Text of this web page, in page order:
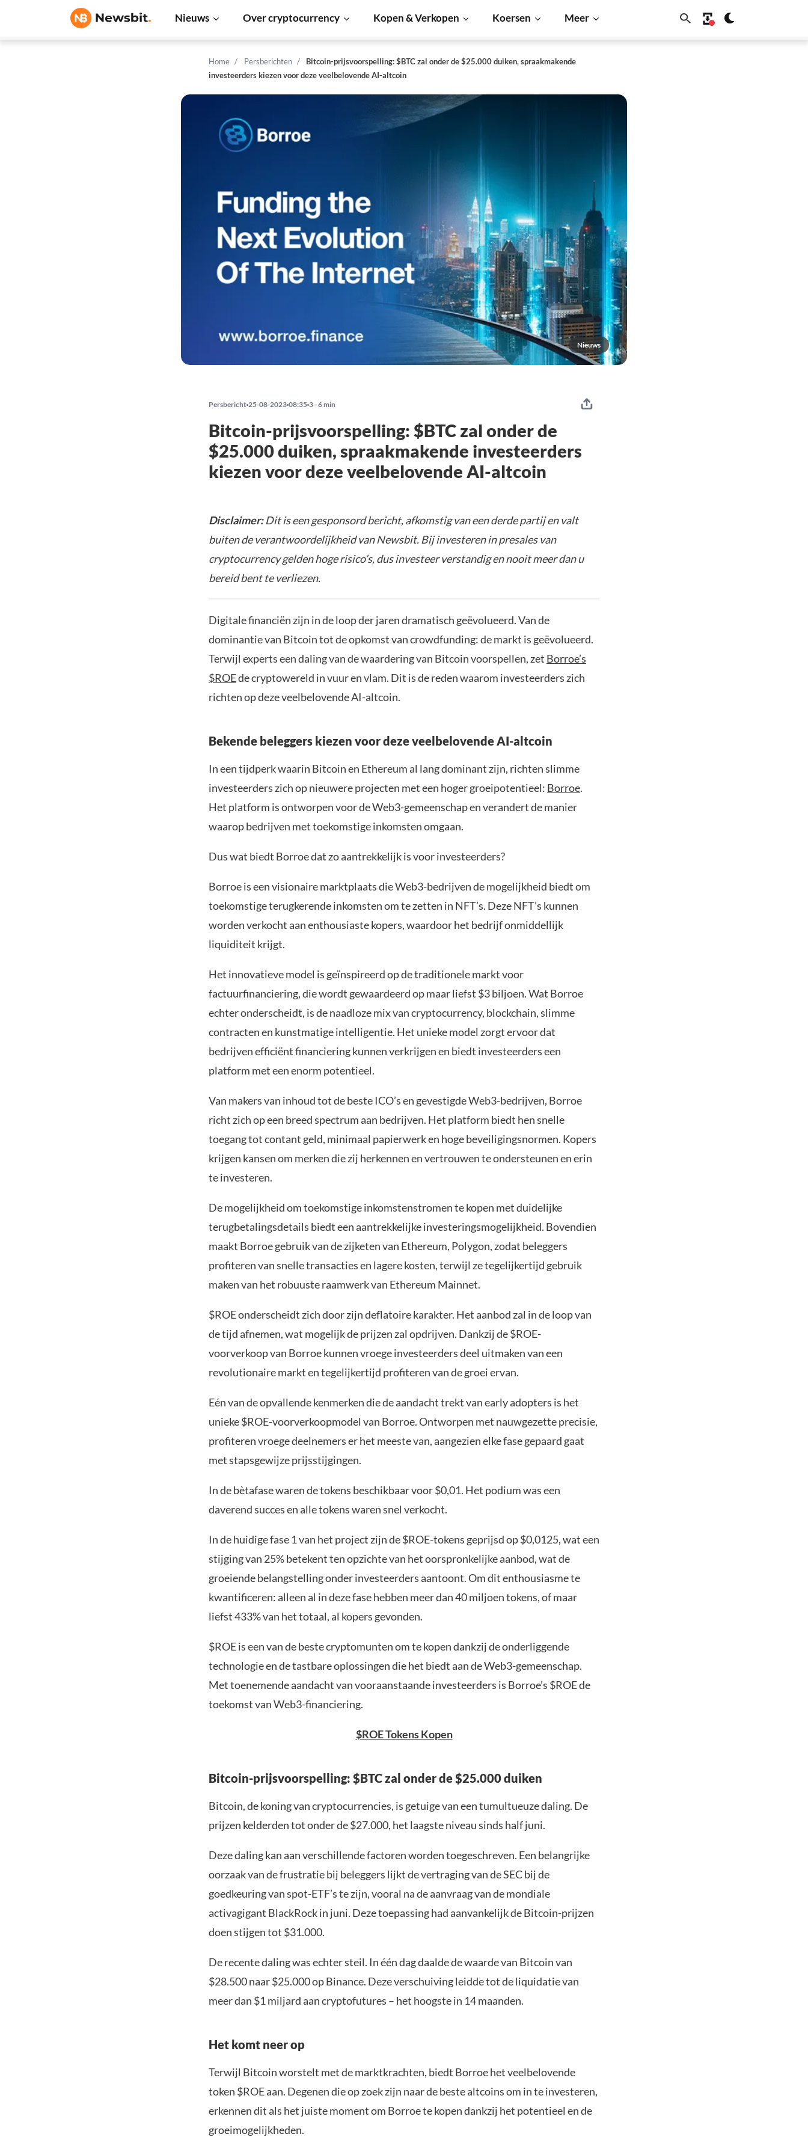
Nieuws Over cryptocurrency Kopen & Verkopen Koersen Meer
Home Persberichten
Bitcoin-prijsvoorspelling: $BTC zal onder de $25.000 duiken, spraakmakende
investeerders kiezen voor deze veelbelovende AI-altcoin
Nieuws
Persbericht 25-08-2023 08:35 3 - 6 min
Bitcoin-prijsvoorspelling: $BTC zal onder de
$25.000 duiken, spraakmakende investeerders
kiezen voor deze veelbelovende AI-altcoin
Disclaimer:Dit is een gesponsord bericht, afkomstig van een derde partij en valt
buiten de verantwoordelijkheid van Newsbit. Bij investeren in presales van
cryptocurrency gelden hoge risico’s, dus investeer verstandig en nooit meer dan u
bereid bent te verliezen.
Digitale financiën zijn in de loop der jaren dramatisch geëvolueerd. Van de
dominantie van Bitcoin tot de opkomst van crowdfunding: de markt is geëvolueerd.
Terwijl experts een daling van de waardering van Bitcoin voorspellen, zet Borroe’s
$ROEde cryptowereld in vuur en vlam. Dit is de reden waarom investeerders zich
richten op deze veelbelovende AI-altcoin.
Bekende beleggers kiezen voor deze veelbelovende AI-altcoin
In een tijdperk waarin Bitcoin en Ethereum al lang dominant zijn, richten slimme
investeerders zich op nieuwere projecten met een hoger groeipotentieel: Borroe.
Het platform is ontworpen voor de Web3-gemeenschap en verandert de manier
waarop bedrijven met toekomstige inkomsten omgaan.
Dus wat biedt Borroe dat zo aantrekkelijk is voor investeerders?
Borroe is een visionaire marktplaats die Web3-bedrijven de mogelijkheid biedt om
toekomstige terugkerende inkomsten om te zetten in NFT’s. Deze NFT’s kunnen
worden verkocht aan enthousiaste kopers, waardoor het bedrijf onmiddellijk
liquiditeit krijgt.
Het innovatieve model is geïnspireerd op de traditionele markt voor
factuurfinanciering, die wordt gewaardeerd op maar liefst $3 biljoen. Wat Borroe
echter onderscheidt, is de naadloze mix van cryptocurrency, blockchain, slimme
contracten en kunstmatige intelligentie. Het unieke model zorgt ervoor dat
bedrijven efficiënt financiering kunnen verkrijgen en biedt investeerders een
platform met een enorm potentieel.
Van makers van inhoud tot de beste ICO’s en gevestigde Web3-bedrijven, Borroe
richt zich op een breed spectrum aan bedrijven. Het platform biedt hen snelle
toegang tot contant geld, minimaal papierwerk en hoge beveiligingsnormen. Kopers
krijgen kansen om merken die zij herkennen en vertrouwen te ondersteunen en erin
te investeren.
De mogelijkheid om toekomstige inkomstenstromen te kopen met duidelijke
terugbetalingsdetails biedt een aantrekkelijke investeringsmogelijkheid. Bovendien
maakt Borroe gebruik van de zijketen van Ethereum, Polygon, zodat beleggers
profiteren van snelle transacties en lagere kosten, terwijl ze tegelijkertijd gebruik
maken van het robuuste raamwerk van Ethereum Mainnet.
$ROE onderscheidt zich door zijn deflatoire karakter. Het aanbod zal in de loop van
de tijd afnemen, wat mogelijk de prijzen zal opdrijven. Dankzij de $ROE-
voorverkoop van Borroe kunnen vroege investeerders deel uitmaken van een
revolutionaire markt en tegelijkertijd profiteren van de groei ervan.
Eén van de opvallende kenmerken die de aandacht trekt van early adopters is het
unieke $ROE-voorverkoopmodel van Borroe. Ontworpen met nauwgezette precisie,
profiteren vroege deelnemers er het meeste van, aangezien elke fase gepaard gaat
met stapsgewijze prijsstijgingen.
In de bètafase waren de tokens beschikbaar voor $0,01. Het podium was een
daverend succes en alle tokens waren snel verkocht.
In de huidige fase 1 van het project zijn de $ROE-tokens geprijsd op $0,0125, wat een
stijging van 25% betekent ten opzichte van het oorspronkelijke aanbod, wat de
groeiende belangstelling onder investeerders aantoont. Om dit enthousiasme te
kwantificeren: alleen al in deze fase hebben meer dan 40 miljoen tokens, of maar
liefst 433% van het totaal, al kopers gevonden.
$ROE is een van de beste cryptomunten om te kopen dankzij de onderliggende
technologie en de tastbare oplossingen die het biedt aan de Web3-gemeenschap.
Met toenemende aandacht van vooraanstaande investeerders is Borroe’s $ROE de
toekomst van Web3-financiering.
$ROE Tokens Kopen
Bitcoin-prijsvoorspelling: $BTC zal onder de $25.000 duiken
Bitcoin, de koning van cryptocurrencies, is getuige van een tumultueuze daling. De
prijzen kelderden tot onder de $27.000, het laagste niveau sinds half juni.
Deze daling kan aan verschillende factoren worden toegeschreven. Een belangrijke
oorzaak van de frustratie bij beleggers lijkt de vertraging van de SEC bij de
goedkeuring van spot-ETF’s te zijn, vooral na de aanvraag van de mondiale
activagigant BlackRock in juni. Deze toepassing had aanvankelijk de Bitcoin-prijzen
doen stijgen tot $31.000.
De recente daling was echter steil. In één dag daalde de waarde van Bitcoin van
$28.500 naar $25.000 op Binance. Deze verschuiving leidde tot de liquidatie van
meer dan $1 miljard aan cryptofutures – het hoogste in 14 maanden.
Het komt neer op
Terwijl Bitcoin worstelt met de marktkrachten, biedt Borroe het veelbelovende
token $ROE aan. Degenen die op zoek zijn naar de beste altcoins om in te investeren,
erkennen dit als het juiste moment om Borroe te kopen dankzij het potentieel en de
groeimogelijkheden.